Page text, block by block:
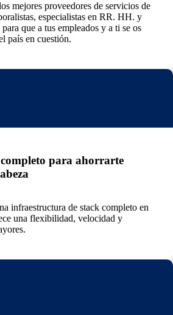
mejores proveedores de servicios de
especialistas en RR. HH. y
que a tus empleados y a ti se os
país en cuestión.
completo para ahorrarte
infraestructura de stack completo en
una flexibilidad, velocidad y